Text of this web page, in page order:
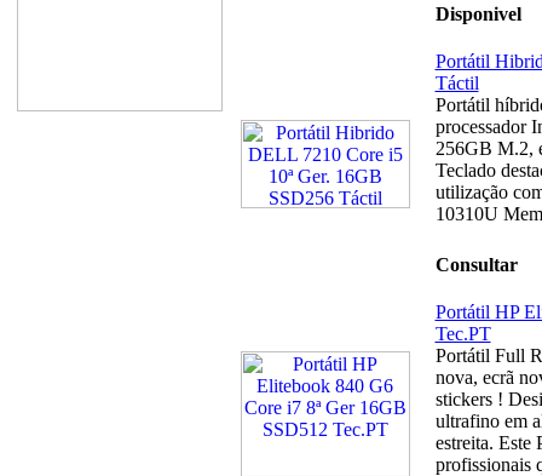
Disponivel
Portátil
Táctil
Portátil
processador
256GB M.2,
Teclado
utilização
10310U
Consultar
Portátil HP
Tec.PT
Portátil Full
nova, ecrã
stickers !
ultrafino em
estreita. Este
profissionais